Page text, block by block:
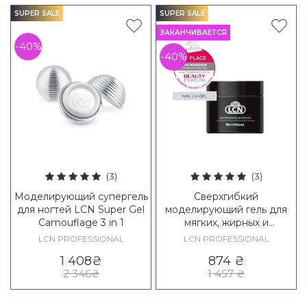
SUPER SALE
-40%
(3)
Моделирующий супергель
для ногтей LCN Super Gel
Camouflage 3 in 1
LCN PROFESSIONAL
1 408₴
2 346₴
SUPER SALE
ЗАКАНЧИВАЕТСЯ
-40%
(3)
Сверхгибкий
моделирующий гель для
мягких, жирных и
эластичных ногтей LCN
LCN PROFESSIONAL
874₴
1 457₴